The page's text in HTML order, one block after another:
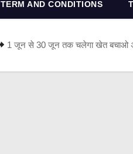
TERM AND CONDITIONS
1 जून से 30 जून तक चलेगा खेत बचाओ